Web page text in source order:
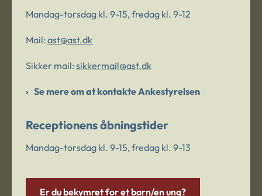
Mandag-torsdag kl. 9-15, fredag kl. 9-12
Mail: ast@ast.dk
Sikker mail: sikkermail@ast.dk
Se mere om at kontakte Ankestyrelsen
Receptionens åbningstider
Mandag-torsdag kl. 9-15, fredag kl. 9-13
Er du bekymret for et barn/en ung?